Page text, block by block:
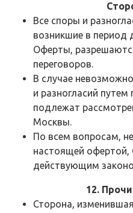
Все споры и
возникшие в период
Оферты,
переговоров.
В случае
и разногласий
подлежат
Москвы.
По всем вопросам,
настоящей офертой,
действующим
12.
Сторона,